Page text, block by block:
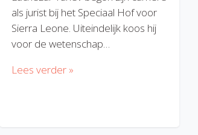
als jurist bij het Speciaal Hof voor
Sierra Leone. Uiteindelijk koos hij
voor de wetenschap…
Lees verder »